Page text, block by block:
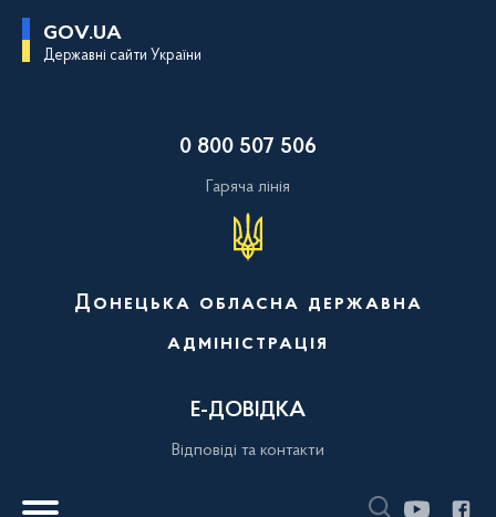
GOV.UA
Державні сайти України
0 800 507 506
Гаряча лінія
Донецька обласна державна
адміністрація
Е-ДОВІДКА
Відповіді та контакти